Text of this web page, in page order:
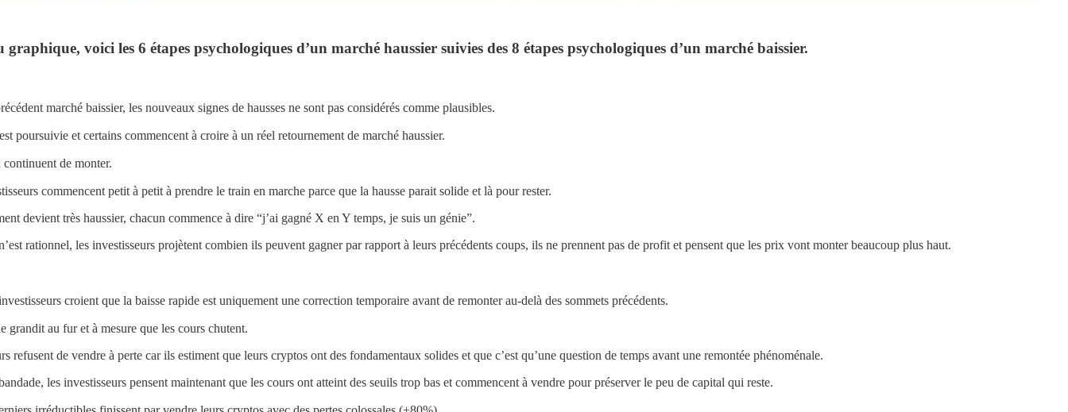
voici les 6 étapes psychologiques d’un marché haussier suivies des 8 étapes psychologiques d’un marché baissier.
marché baissier, les nouveaux signes de hausses ne sont pas considérés comme plausibles.
poursuivie et certains commencent à croire à un réel retournement de marché haussier.
de monter.
commencent petit à petit à prendre le train en marche parce que la hausse parait solide et là pour rester.
devient très haussier, chacun commence à dire “j’ai gagné X en Y temps, je suis un génie”.
rationnel, les investisseurs projètent combien ils peuvent gagner par rapport à leurs précédents coups, ils ne prennent pas de profit et pensent que les prix vont monter beaucoup plus haut.
croient que la baisse rapide est uniquement une correction temporaire avant de remonter au-delà des sommets précédents.
grandit au fur et à mesure que les cours chutent.
refusent de vendre à perte car ils estiment que leurs cryptos ont des fondamentaux solides et que c’est qu’une question de temps avant une remontée phénoménale.
les investisseurs pensent maintenant que les cours ont atteint des seuils trop bas et commencent à vendre pour préserver le peu de capital qui reste.